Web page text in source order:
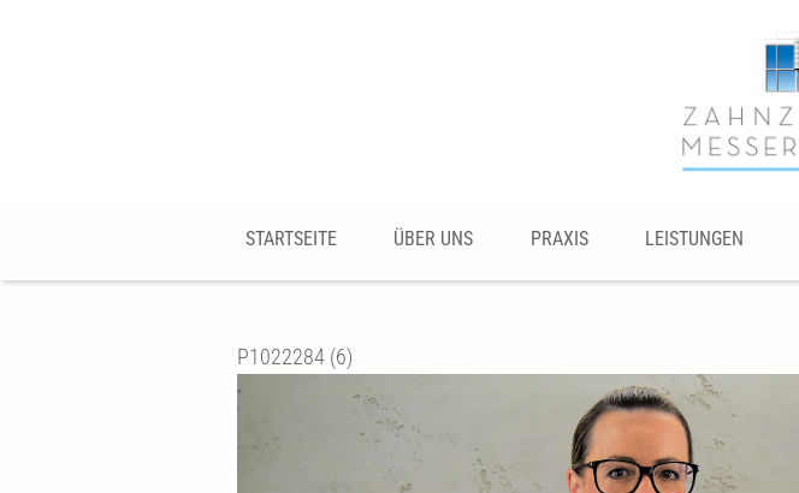
STARTSEITE ÜBER UNS PRAXIS LEISTUNGEN
P1022284 (6)